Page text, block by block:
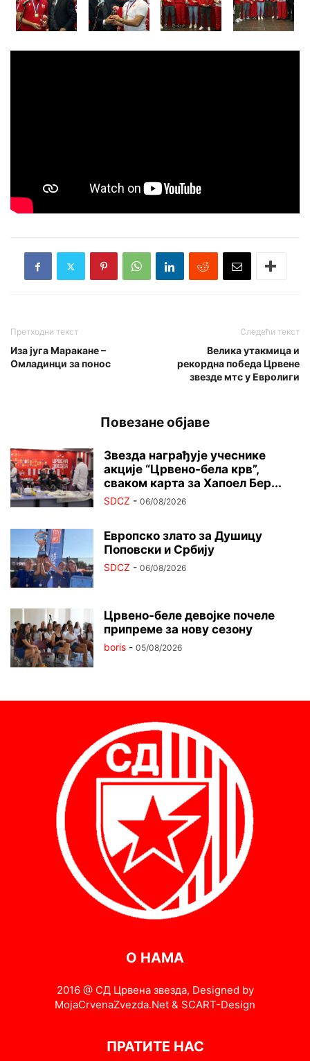
Претходни текст
Иза југа Маракане –
Омладинци за понос
Следећи текст
Велика утакмица и
рекордна победа Црвене
звезде мтс у Евролиги
Повезане објаве
Звезда награђује учеснике
акције “Црвено-бела крв”,
сваком карта за Хапоел Бер...
SDCZ - 06/08/2026
Европско злато за Душицу
Поповски и Србију
SDCZ - 06/08/2026
Црвено-беле девојке почеле
припреме за нову сезону
boris - 05/08/2026
О НАМА
2016 @ СД Црвена звезда, Designed by
MojaCrvenaZvezda.Net & SCART-Design
ПРАТИТЕ НАС